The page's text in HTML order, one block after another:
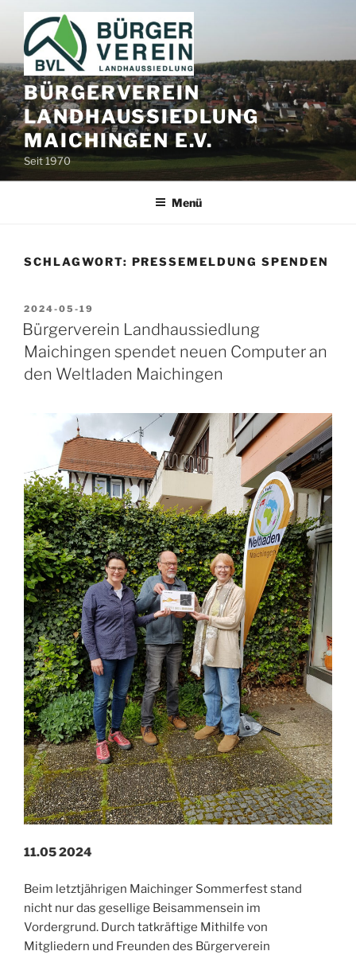
Zum
Inhalt
springen
BÜRGERVEREIN
LANDHAUSSIEDLUNG
MAICHINGEN E.V.
Seit 1970
Menü
SCHLAGWORT: PRESSEMELDUNG SPENDEN
VERÖFFENTLICHT
AM
2024-05-19
Bürgerverein Landhaussiedlung
Maichingen spendet neuen Computer an
den Weltladen Maichingen
11.05 2024
Beim letztjährigen Maichinger Sommerfest stand
nicht nur das gesellige Beisammensein im
Vordergrund. Durch tatkräftige Mithilfe von
Mitgliedern und Freunden des Bürgerverein